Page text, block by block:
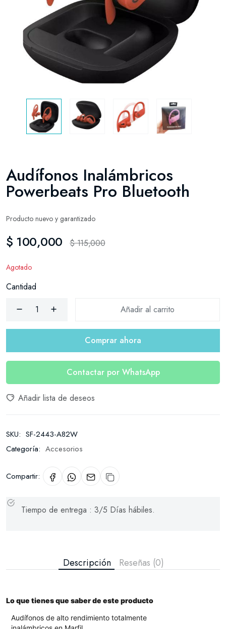
Audífonos Inalámbricos
Powerbeats Pro Bluetooth
Producto nuevo y garantizado
$ 100,000 $ 115,000
Agotado
Cantidad
Añadir al carrito
Comprar ahora
Contactar por WhatsApp
Añadir lista de deseos
SKU: SF-2443-A82W
Categoría: Accesorios
Compartir:
Tiempo de entrega : 3/5 Días hábiles.
Descripción Reseñas (0)
Lo que tienes que saber de este producto
Audífonos de alto rendimiento totalmente